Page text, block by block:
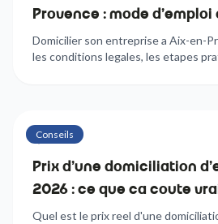
Provence : mode
Domicilier son entreprise a Aix-en-
les conditions legales, les etapes
Conseils
6min
Prix d'une domiciliation
2026 : ce que ca coute
Quel est le prix reel d'une